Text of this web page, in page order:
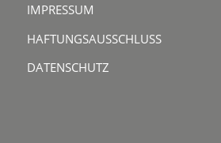
IMPRESSUM
HAFTUNGSAUSSCHLUSS
DATENSCHUTZ